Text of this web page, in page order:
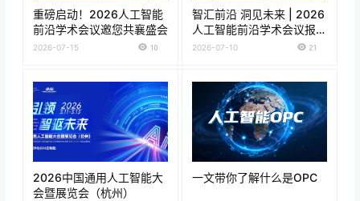
重磅启动！2026人工智能
前沿学术会议邀您共襄盛会
2026-07-15 10
智汇前沿 洞见未来 | 2026
人工智能前沿学术会议报名
正式开启！
2026-07-10 21
2026中国通用人工智能大
会暨展览会（杭州）
一文带你了解什么是OPC